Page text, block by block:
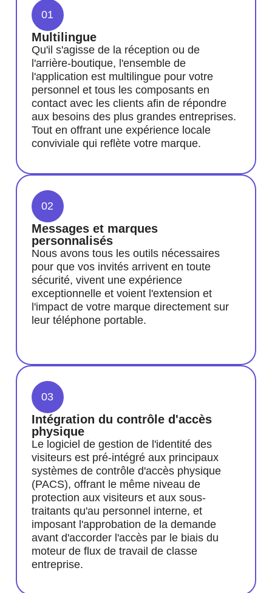
01
Multilingue
Qu'il s'agisse de la réception ou de
l'arrière-boutique, l'ensemble de
l'application est multilingue pour votre
personnel et tous les composants en
contact avec les clients afin de répondre
aux besoins des plus grandes entreprises.
Tout en offrant une expérience locale
conviviale qui reflète votre marque.
02
Messages et marques
personnalisés
Nous avons tous les outils nécessaires
pour que vos invités arrivent en toute
sécurité, vivent une expérience
exceptionnelle et voient l'extension et
l'impact de votre marque directement sur
leur téléphone portable.
03
Intégration du contrôle d'accès
physique
Le logiciel de gestion de l'identité des
visiteurs est pré-intégré aux principaux
systèmes de contrôle d'accès physique
(PACS), offrant le même niveau de
protection aux visiteurs et aux sous-
traitants qu'au personnel interne, et
imposant l'approbation de la demande
avant d'accorder l'accès par le biais du
moteur de flux de travail de classe
entreprise.